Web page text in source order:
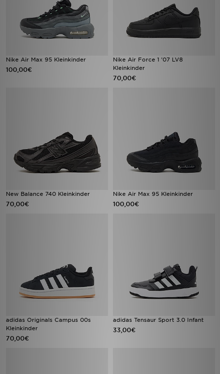
Nike Air Max 95 Kleinkinder
100,00€
Nike Air Force 1 '07 LV8
Kleinkinder
70,00€
New Balance 740 Kleinkinder
70,00€
Nike Air Max 95 Kleinkinder
100,00€
adidas Originals Campus 00s
Kleinkinder
70,00€
adidas Tensaur Sport 3.0 Infant
33,00€